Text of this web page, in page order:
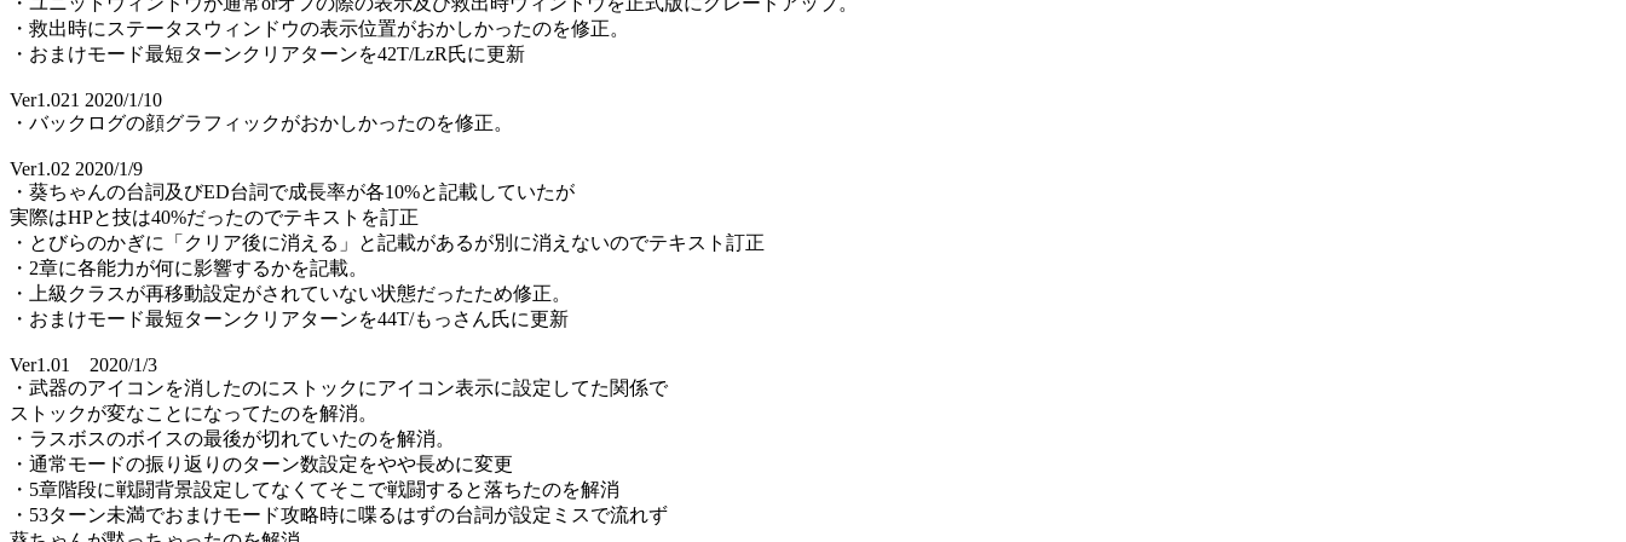
・救出時にステータスウィンドウの表示位置がおかしかったのを修正。
・おまけモード最短ターンクリアターンを42T/LzR氏に更新
Ver1.021 2020/1/10
・バックログの顔グラフィックがおかしかったのを修正。
Ver1.02 2020/1/9
・葵ちゃんの台詞及びED台詞で成長率が各10%と記載していたが
実際はHPと技は40%だったのでテキストを訂正
・とびらのかぎに「クリア後に消える」と記載があるが別に消えないのでテキスト訂正
・2章に各能力が何に影響するかを記載。
・上級クラスが再移動設定がされていない状態だったため修正。
・おまけモード最短ターンクリアターンを44T/もっさん氏に更新
Ver1.01 2020/1/3
・武器のアイコンを消したのにストックにアイコン表示に設定してた関係で
ストックが変なことになってたのを解消。
・ラスボスのボイスの最後が切れていたのを解消。
・通常モードの振り返りのターン数設定をやや長めに変更
・5章階段に戦闘背景設定してなくてそこで戦闘すると落ちたのを解消
・53ターン未満でおまけモード攻略時に喋るはずの台詞が設定ミスで流れず